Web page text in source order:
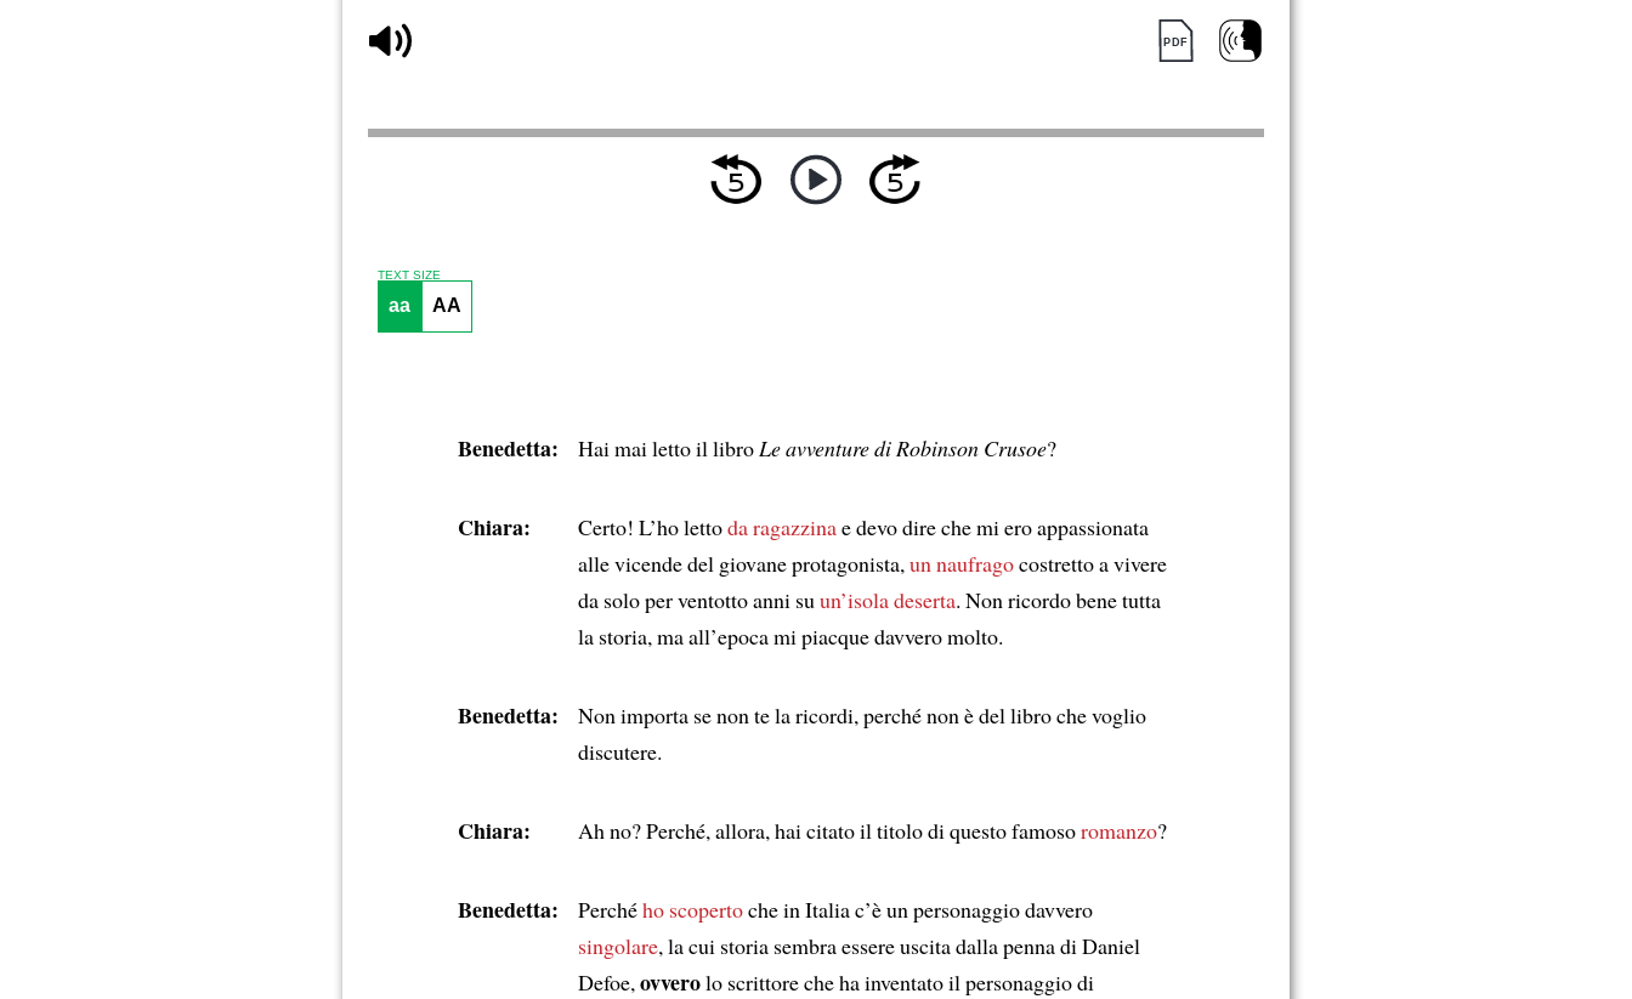
TEXT SIZE
aa AA
Benedetta: Hai mai letto il libro Le avventure di Robinson Crusoe?
Chiara: Certo! L’ho lettoda ragazzinae devo dire che mi ero appassionata
alle vicende del giovane protagonista, un naufragocostretto a vivere
da solo per ventotto anni su un’isola deserta. Non ricordo bene tutta
la storia, ma all’epoca mi piacque davvero molto.
Benedetta:
Non importa se non te la ricordi, perché non è del libro che voglio
discutere.
Chiara: Ah no? Perché, allora, hai citato il titolo di questo famosoromanzo?
Benedetta: Perchého scopertoche in Italia c’è un personaggio davvero
singolare, la cui storia sembra essere uscita dalla penna di Daniel
Defoe, ovverolo scrittore che ha inventato il personaggio di